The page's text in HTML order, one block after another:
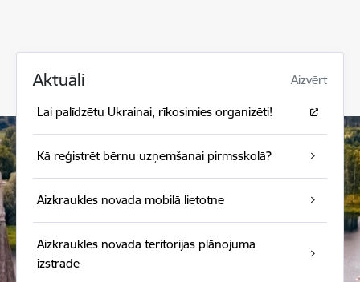
Aktuāli Aizvērt
Lai palīdzētu Ukrainai, rīkosimies organizēti!
Kā reģistrēt bērnu uzņemšanai pirmsskolā?
Aizkraukles novada mobilā lietotne
Aizkraukles novada teritorijas plānojuma
izstrāde